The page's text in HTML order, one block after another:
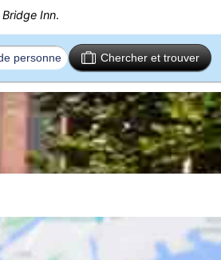
Bridge Inn.
Chercher et trouver